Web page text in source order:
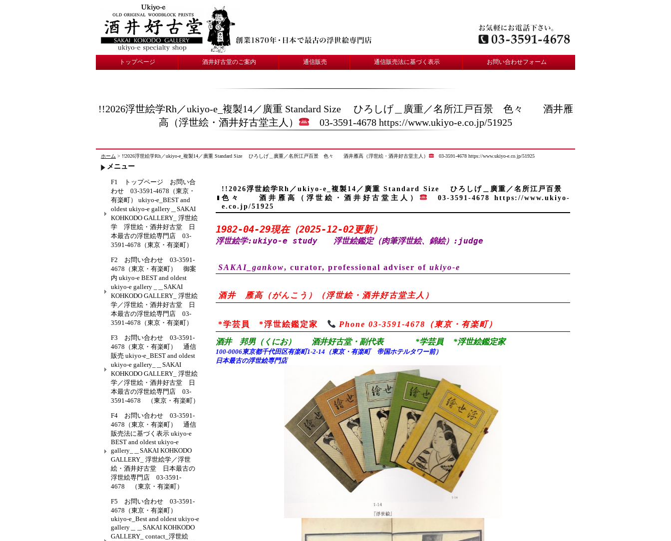
トップページ 酒井好古堂のご案内 通信販売 通信販売法に基づく表示 お問い合わせフォーム
!!2026浮世絵学Rh／ukiyo-e_複製14／廣重 Standard Size ひろしげ＿廣重／名所江戸百景 色々 酒井雁
高（浮世絵・酒井好古堂主人）
03-3591-4678 https://www.ukiyo-e.co.jp/51925
ホーム > !!2026浮世絵学Rh／ukiyo-e_複製14／廣重 Standard Size ひろしげ＿廣重／名所江戸百景 色々 酒井雁高（浮世絵・酒井好古堂主人） 03-3591-4678 https://www.ukiyo-e.co.jp/51925
!!2026浮世絵学Rh／ukiyo-e_複製14／廣重 Standard Size ひろしげ＿廣重／名所江戸百景
色々 酒井雁高（浮世絵・酒井好古堂主人）
03-3591-4678 https://www.ukiyo-
e.co.jp/51925
1982-04-29現在（2025-12-02更新）
浮世絵学:ukiyo-e study 浮世絵鑑定（肉筆浮世絵、錦絵） :judge
SAKAI_gankow, curator, professional adviser of ukiyo-e
酒井 雁高（がんこう）（浮世絵・酒井好古堂主人）
*学芸員 *浮世絵鑑定家 Phone 03-3591-4678（東京・有楽町）
酒井 邦男（くにお） 酒井好古堂・副代表 *学芸員 *浮世絵鑑定家
100-0006東京都千代田区有楽町1-2-14（東京・有楽町 帝国ホテルタワー前）
日本最古の浮世絵専門店
メニュー
F1 トップページ お問い合
わせ 03-3591-4678（東京・
有楽町） ukiyo-e_BEST and
oldest ukiyo-e gallery＿SAKAI
KOHKODO GALLERY_ 浮世絵
学 浮世絵・酒井好古堂 日
本最古の浮世絵専門店 03-
3591-4678（東京・有楽町）
F2 お問い合わせ 03-3591-
4678（東京・有楽町） 御案
内 ukiyo-e BEST and oldest
ukiyo-e gallery _＿SAKAI
KOHKODO GALLERY_ 浮世絵
学／浮世絵・酒井好古堂 日
本最古の浮世絵専門店 03-
3591-4678（東京・有楽町）
F3 お問い合わせ 03-3591-
4678（東京・有楽町） 通信
販売 ukiyo-e_BEST and oldest
ukiyo-e gallery_＿SAKAI
KOHKODO GALLERY_ 浮世絵
学／浮世絵・酒井好古堂 日
本最古の浮世絵専門店 03-
3591-4678 （東京・有楽町）
F4 お問い合わせ 03-3591-
4678（東京・有楽町） 通信
販売法に基づく表示 ukiyo-e
BEST and oldest ukiyo-e
gallery_＿SAKAI KOHKODO
GALLERY_ 浮世絵学／浮世
絵・酒井好古堂 日本最古の
浮世絵専門店 03-3591-
4678 （東京・有楽町）
F5 お問い合わせ 03-3591-
4678（東京・有楽町）
ukiyo-e_Best and oldest ukiyo-e
gallery＿＿SAKAI KOHKODO
GALLERY_ contact_浮世絵